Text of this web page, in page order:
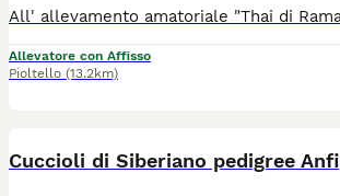
Allevatore con Affisso
Pioltello (13.2km)
Cuccioli di Siberiano pedigree Anfi